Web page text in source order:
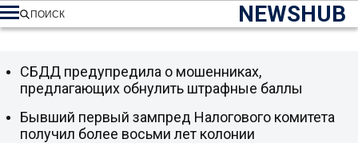
NEWSHUB
ПОИСК
СБДД предупредила о мошенниках,
предлагающих обнулить штрафные баллы
Бывший первый зампред Налогового комитета
получил более восьми лет колонии